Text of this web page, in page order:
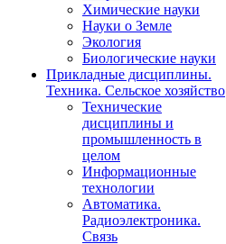
Химические науки
Науки о Земле
Экология
Биологические науки
Прикладные дисциплины.
Техника. Сельское хозяйство
Технические
дисциплины и
промышленность в
целом
Информационные
технологии
Автоматика.
Радиоэлектроника.
Связь